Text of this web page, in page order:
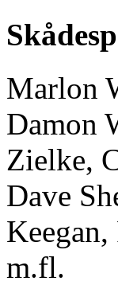
Marlon
Damon
Zielke,
Dave
m.fl.